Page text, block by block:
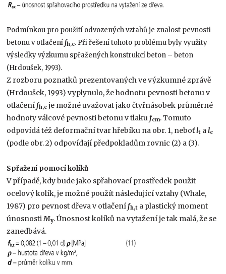
Podmínkou pro použití odvozených vztahů je znalost pevnosti
betonu v otlačenífh,c. Při řešení tohoto problému byly využity
výsledky výzkumu spřažených konstrukcí beton – beton
(Hrdoušek, 1993).
Z rozboru poznatků prezentovaných ve výzkumné zprávě
(Hrdoušek, 1993) vyplynulo, že hodnotu pevnosti betonu v
otlačenífh,c je možné uvažovat jako čtyřnásobek průměrné
hodnoty válcové pevnosti betonu v tlakufcm. Tomuto
odpovídá též deformační tvar hřebíku na obr. 1, neboťlt alc
(podle obr. 2) odpovídají předpokladům rovnic (2) a (3).
Spřažení pomocí kolíků
V případě, kdy bude jako spřahovací prostředek použit
ocelový kolík, je možné použít následující vztahy (Whale,
1987) pro pevnost dřeva v otlačenífh,t a plastický moment
únosnostiMy. Únosnost kolíků na vytažení je tak malá, že se
zanedbává.